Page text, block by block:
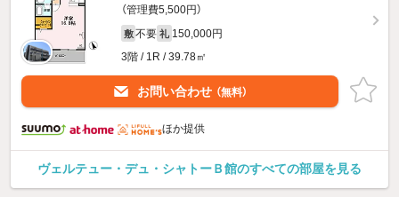
（管理費5,500円）
敷 不要 礼 150,000円
3階 / 1R / 39.78㎡
お問い合わせ （無料）
ほか提供
ヴェルテュー・デュ・シャトーＢ館のすべての部屋を見る